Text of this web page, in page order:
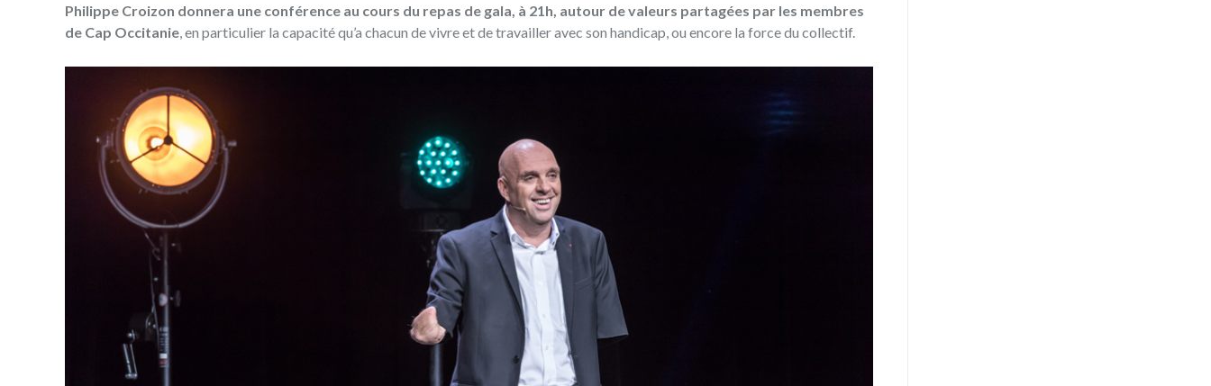
Philippe Croizon donnera une conférence au cours du repas de gala, à 21h, autour de valeurs partagées par les membres
de Cap Occitanie, en particulier la capacité qu’a chacun de vivre et de travailler avec son handicap, ou encore la force du collectif.